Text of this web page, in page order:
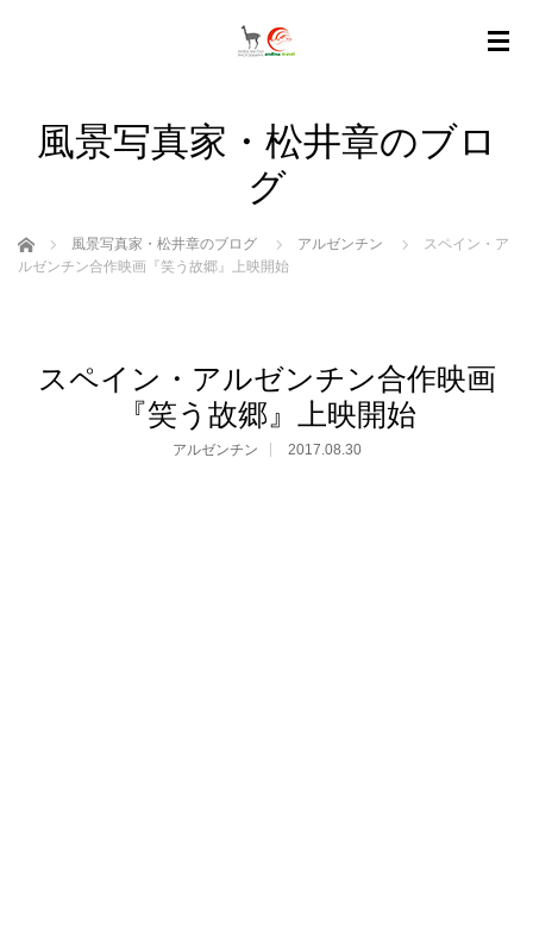
風景写真家・松井章のブロ
グ
ホーム 風景写真家・松井章のブログ アルゼンチン
スペイン・ア
ルゼンチン合作映画『笑う故郷』上映開始
スペイン・アルゼンチン合作映画
『笑う故郷』上映開始
アルゼンチン 2017.08.30